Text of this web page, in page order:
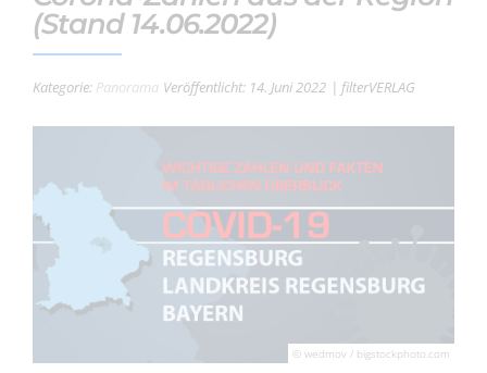
(Stand 14.06.2022)
Kategorie: Panorama Veröffentlicht: 14. Juni 2022 | filterVERLAG
© wedmov / bigstockphoto.com